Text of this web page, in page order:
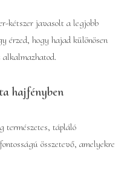
kétszer javasolt a legjobb
érzed, hogy hajad különösen
hajfényben
természetes, tápláló
összetevő, amelyekre